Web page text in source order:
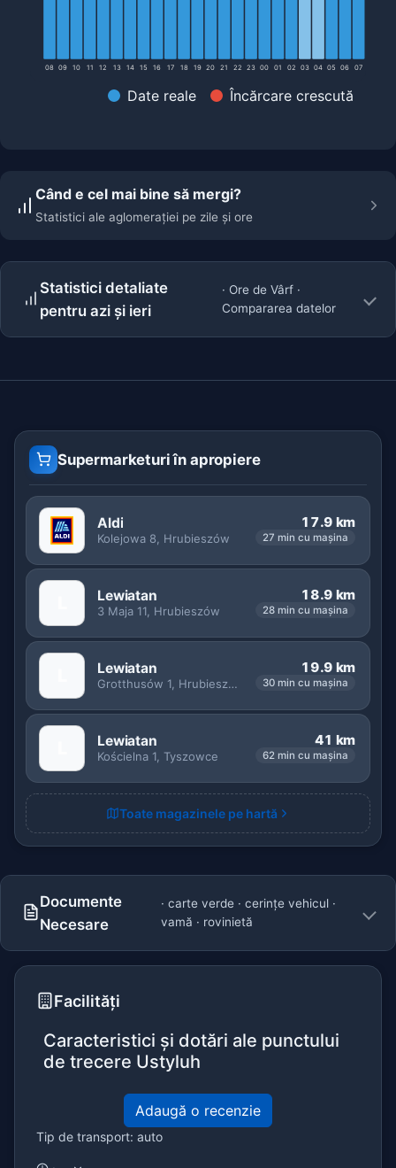
08 09 10 11 12 13 14 15 16 17 18 19 20 21 22 23 00 01 02 03 04 05 06 07
Date reale Încărcare crescută
Când e cel mai bine să mergi?
Statistici ale aglomerației pe zile și ore
Statistici detaliate
pentru azi și ieri
· Ore de Vârf ·
Compararea datelor
Supermarketuri în apropiere
Aldi
Kolejowa 8, Hrubieszów
17.9 km
27 min cu mașina
Lewiatan
3 Maja 11, Hrubieszów
18.9 km
28 min cu mașina
Lewiatan
Grotthusów 1, Hrubieszów
19.9 km
30 min cu mașina
Lewiatan
Kościelna 1, Tyszowce
41 km
62 min cu mașina
Toate magazinele pe hartă
Documente
Necesare
· carte verde · cerințe vehicul ·
vamă · rovinietă
Facilități
Caracteristici și dotări ale punctului
de trecere Ustyluh
Adaugă o recenzie
Tip de transport: auto